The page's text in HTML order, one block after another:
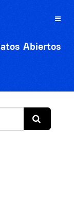
Toggle
Abiertos